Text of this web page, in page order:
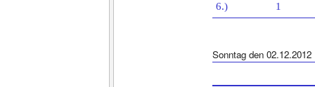
6.) 1
Sonntag den 02.12.2012